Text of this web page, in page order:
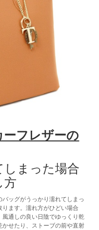
フレザーの
まった場合
方
ッグがうっかり濡れてしまっ
ます。濡れ方がひどい場合
通しの良い日陰でゆっくり乾
せたり、ストーブの前や直射